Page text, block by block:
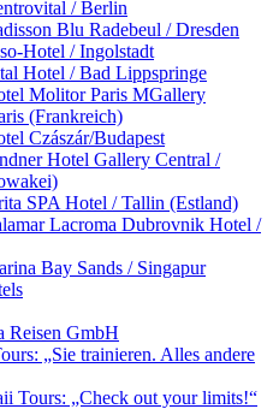
/ Berlin
Blu Radebeul / Dresden
/ Ingolstadt
/ Bad Lippspringe
Paris MGallery
(Frankreich)
Budapest
Gallery Central /
Hotel / Tallin (Estland)
Dubrovnik Hotel /
Sands / Singapur
GmbH
„Sie trainieren. Alles andere
„Check out your limits!“